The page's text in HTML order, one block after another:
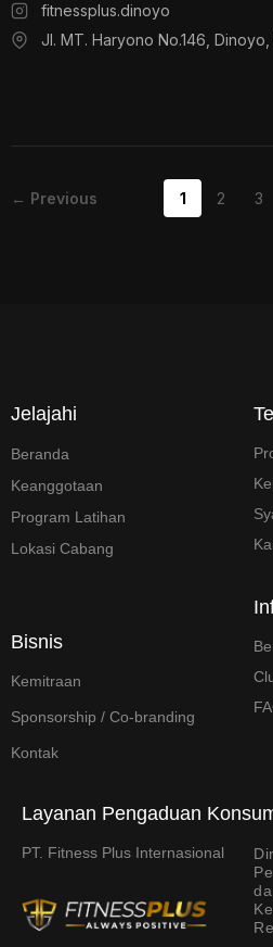
fitnessplus.dinoyo
Jl. MT. Haryono No.146,
← Previous 1 2 3
Jelajahi
Beranda
Keanggotaan
Program Latihan
Lokasi Cabang
Bisnis
Kemitraan
Sponsorship / Co-branding
Kontak
Layanan Pengaduan
PT. Fitness Plus Internasional